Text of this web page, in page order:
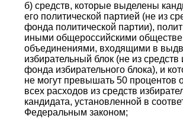
б) средств, которые выделены
его политической партией (не из
фонда политической партии),
иными общероссийскими
объединениями, входящими в
избирательный блок (не из средств
фонда избирательного блока), и
не могут превышать 50 процентов
всех расходов из средств
кандидата, установленной в
Федеральным законом;